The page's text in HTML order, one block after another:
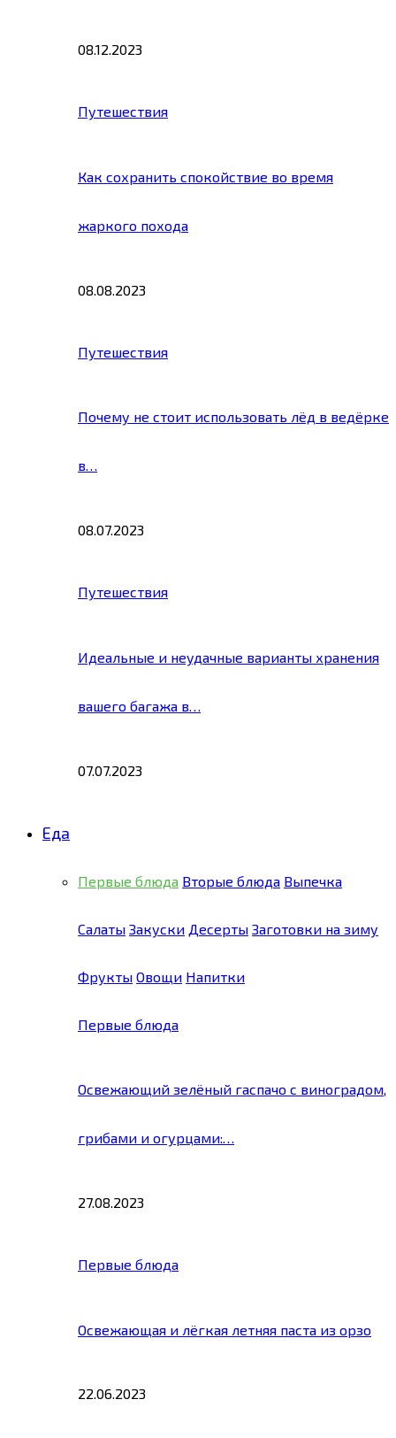
08.12.2023
Путешествия
Как сохранить спокойствие во время
жаркого похода
08.08.2023
Путешествия
Почему не стоит использовать лёд в ведёрке
в…
08.07.2023
Путешествия
Идеальные и неудачные варианты хранения
вашего багажа в…
07.07.2023
Еда
Первые блюда Вторые блюда Выпечка
Салаты Закуски Десерты Заготовки на зиму
Фрукты Овощи Напитки
Первые блюда
Освежающий зелёный гаспачо с виноградом,
грибами и огурцами:…
27.08.2023
Первые блюда
Освежающая и лёгкая летняя паста из орзо
22.06.2023